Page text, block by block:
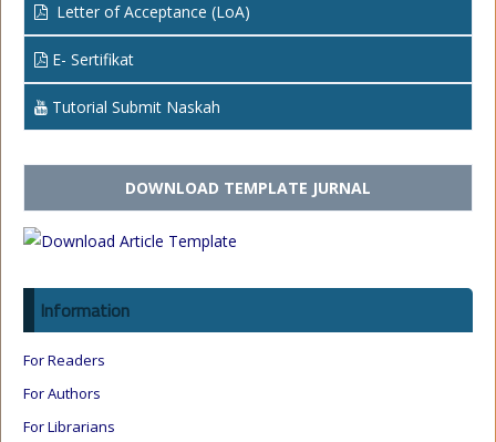
Letter of Acceptance (LoA)
E- Sertifikat
Tutorial Submit Naskah
DOWNLOAD TEMPLATE JURNAL
Information
For Readers
For Authors
For Librarians